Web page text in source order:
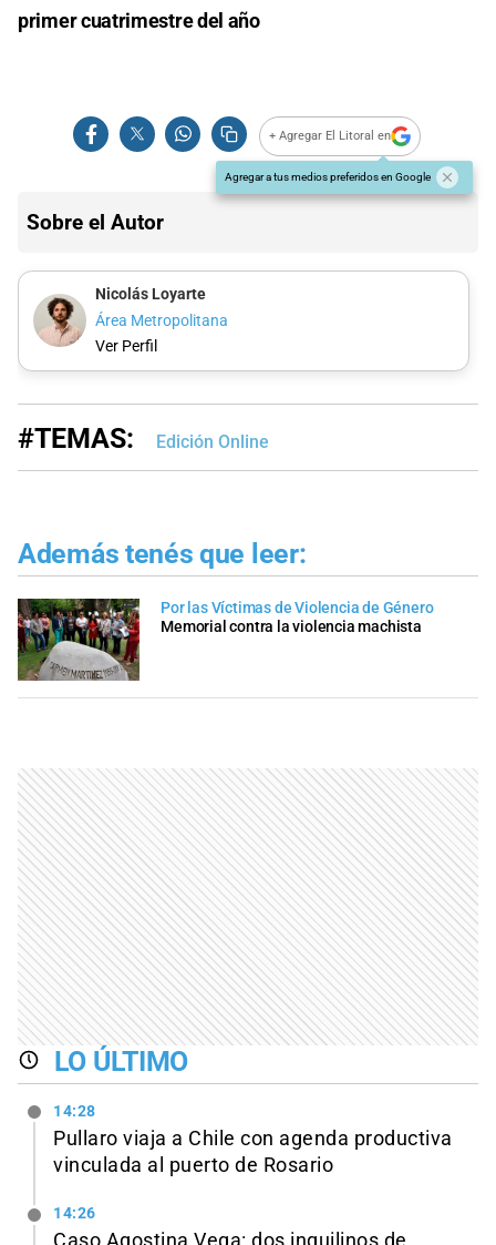
primer cuatrimestre del año
+ Agregar El Litoral en
Agregar a tus medios preferidos en Google
Sobre el Autor
Nicolás Loyarte
Área Metropolitana
Ver Perfil
#TEMAS: Edición Online
Además tenés que leer:
Por las Víctimas de Violencia de Género
Memorial contra la violencia machista
LO ÚLTIMO
14:28
Pullaro viaja a Chile con agenda productiva
vinculada al puerto de Rosario
14:26